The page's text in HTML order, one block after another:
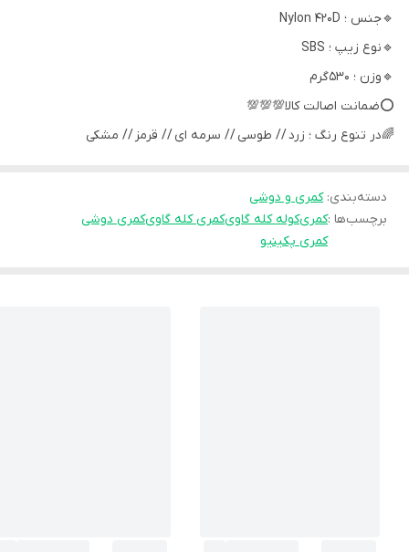
🔹جنس ؛ Nylon 420D
🔹نوع زیپ ؛ SBS
🔹وزن ؛ 530گرم
⭕️ضمانت اصالت کالا💯💯💯
🌈در تنوع رنگ ؛ زرد // طوسی // سرمه ای // قرمز // مشکی
دسته‌بندی:کمری و دوشی
برچسب‌ها :کمریکوله کله گاویکمری کله گاویکمری دوشی
کمری پکینیو